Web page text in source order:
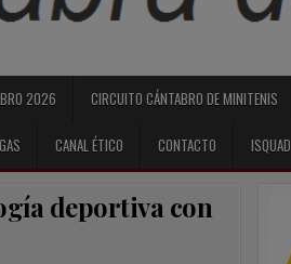
2026 CIRCUITO CÁNTABRO DE MINITENIS
CANAL ÉTICO CONTACTO ISQUAD
deportiva con